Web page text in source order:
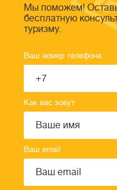
Мы поможем!
бесплатную
туризму.
Ваш номер телефона
Как вас зовут
Ваш email